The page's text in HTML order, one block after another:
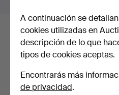
Estos son los
nuestro archivo
tu búsqueda.
Mostrar todos los lotes
A continuación se
cookies utilizadas en
descripción de lo que
tipos de cookies aceptas.
Encontrarás más
de privacidad.